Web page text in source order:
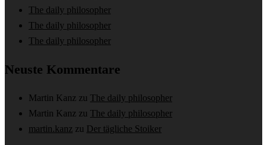
The daily philosopher
The daily philosopher
The daily philosopher
Neuste Kommentare
Martin Kanz zu The daily philosopher
Martin Kanz zu The daily philosopher
martin.kanz zu Der tägliche Stoiker